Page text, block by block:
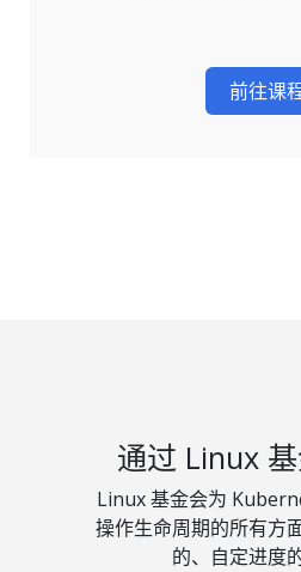
前往课
通过 Linux
Linux 基金会为
操作生命周期的所有方
的、自定进度